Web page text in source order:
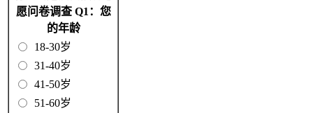
愿问卷调查 Q1：您
的年龄
18-30岁
31-40岁
41-50岁
51-60岁